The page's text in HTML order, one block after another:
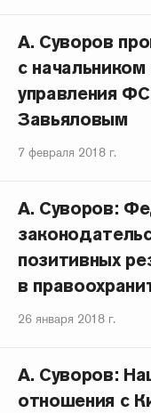
А. Суворов
с
управления
Завьяловым
7 февраля 2018 г.
А. Суворов:
позитивных
в
26 января 2018 г.
А. Суворов:
отношения с